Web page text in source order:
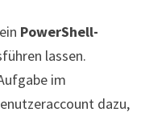
PowerShell-
lassen.
im
dazu,